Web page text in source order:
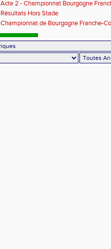
Acte 2 - Championnat Bourgogne
Résultats Hors Stade
Championnat de Bourgogne Franche-